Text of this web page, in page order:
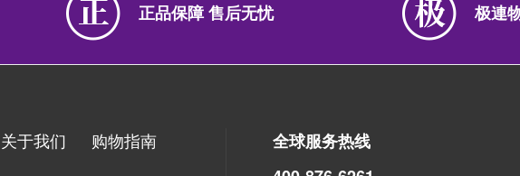
正品保障 售后无忧 极連
关于我们 购物指南
全球服务热线